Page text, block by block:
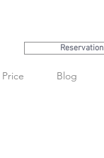
Reservation
Price Blog